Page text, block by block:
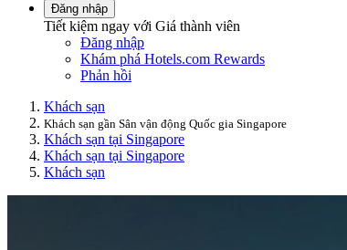
Đăng nhập
Tiết kiệm ngay với Giá thành viên
Đăng nhập
Khám phá Hotels.com Rewards
Phản hồi
Khách sạn
Khách sạn gần Sân vận động Quốc gia Singapore
Khách sạn tại Singapore
Khách sạn tại Singapore
Khách sạn